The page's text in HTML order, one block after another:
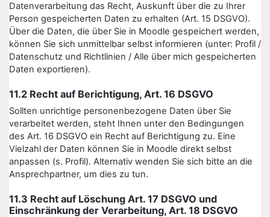
Datenverarbeitung das Recht, Auskunft über die zu Ihrer
Person gespeicherten Daten zu erhalten (Art. 15 DSGVO).
Über die Daten, die über Sie in Moodle gespeichert werden,
können Sie sich unmittelbar selbst informieren (unter: Profil /
Datenschutz und Richtlinien / Alle über mich gespeicherten
Daten exportieren).
11.2 Recht auf Berichtigung, Art. 16 DSGVO
Sollten unrichtige personenbezogene Daten über Sie
verarbeitet werden, steht Ihnen unter den Bedingungen
des Art. 16 DSGVO ein Recht auf Berichtigung zu. Eine
Vielzahl der Daten können Sie in Moodle direkt selbst
anpassen (s. Profil). Alternativ wenden Sie sich bitte an die
Ansprechpartner, um dies zu tun.
11.3 Recht auf Löschung Art. 17 DSGVO und
Einschränkung der Verarbeitung, Art. 18 DSGVO